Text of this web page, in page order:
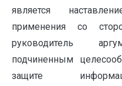
является
применения со
руководитель
подчиненным
защите